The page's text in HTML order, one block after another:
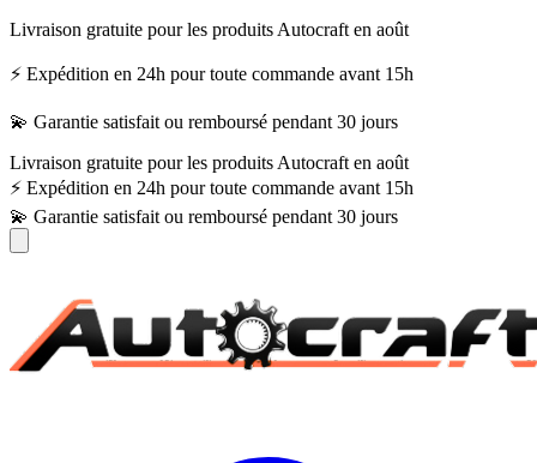
Livraison gratuite pour les produits Autocraft en août
⚡ Expédition en 24h pour toute commande avant 15h
💫 Garantie satisfait ou remboursé pendant 30 jours
Livraison gratuite pour les produits Autocraft en août
⚡ Expédition en 24h pour toute commande avant 15h
💫 Garantie satisfait ou remboursé pendant 30 jours